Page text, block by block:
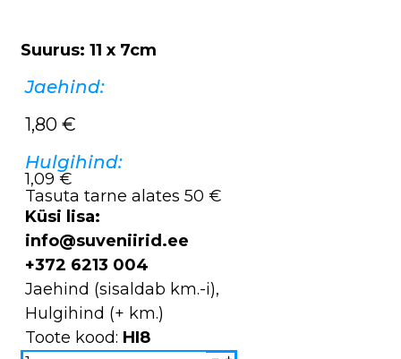
Suurus: 11 x 7cm
Jaehind:
1,80 €
Hulgihind:
1,09 €
Tasuta tarne alates 50 €
Küsi lisa:
info@suveniirid.ee
+372 6213 004
Jaehind (sisaldab km.-i),
Hulgihind (+ km.)
Toote kood: HI8
Rahakott